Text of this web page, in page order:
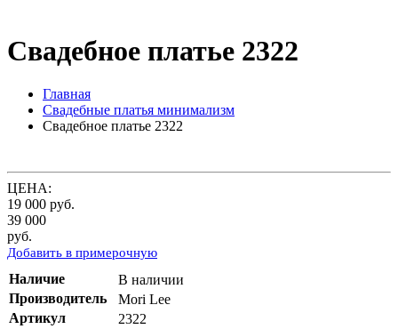
Свадебное платье 2322
Главная
Свадебные платья минимализм
Свадебное платье 2322
ЦЕНА:
19 000 руб.
39 000
руб.
Добавить в примерочную
Наличие
В наличии
Производитель
Mori Lee
Артикул
2322